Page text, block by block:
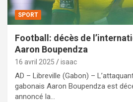
SPORT
Football: décès de
Aaron Boupendza
16 avril 2025 isaac
AD – Libreville (Gabon) –
gabonais Aaron Boupendza est
annoncé la…